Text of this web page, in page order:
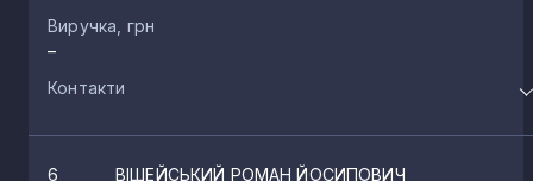
Виручка, грн
–
Контакти
6 ВІШЕЙСЬКИЙ РОМАН ЙОСИПОВИЧ